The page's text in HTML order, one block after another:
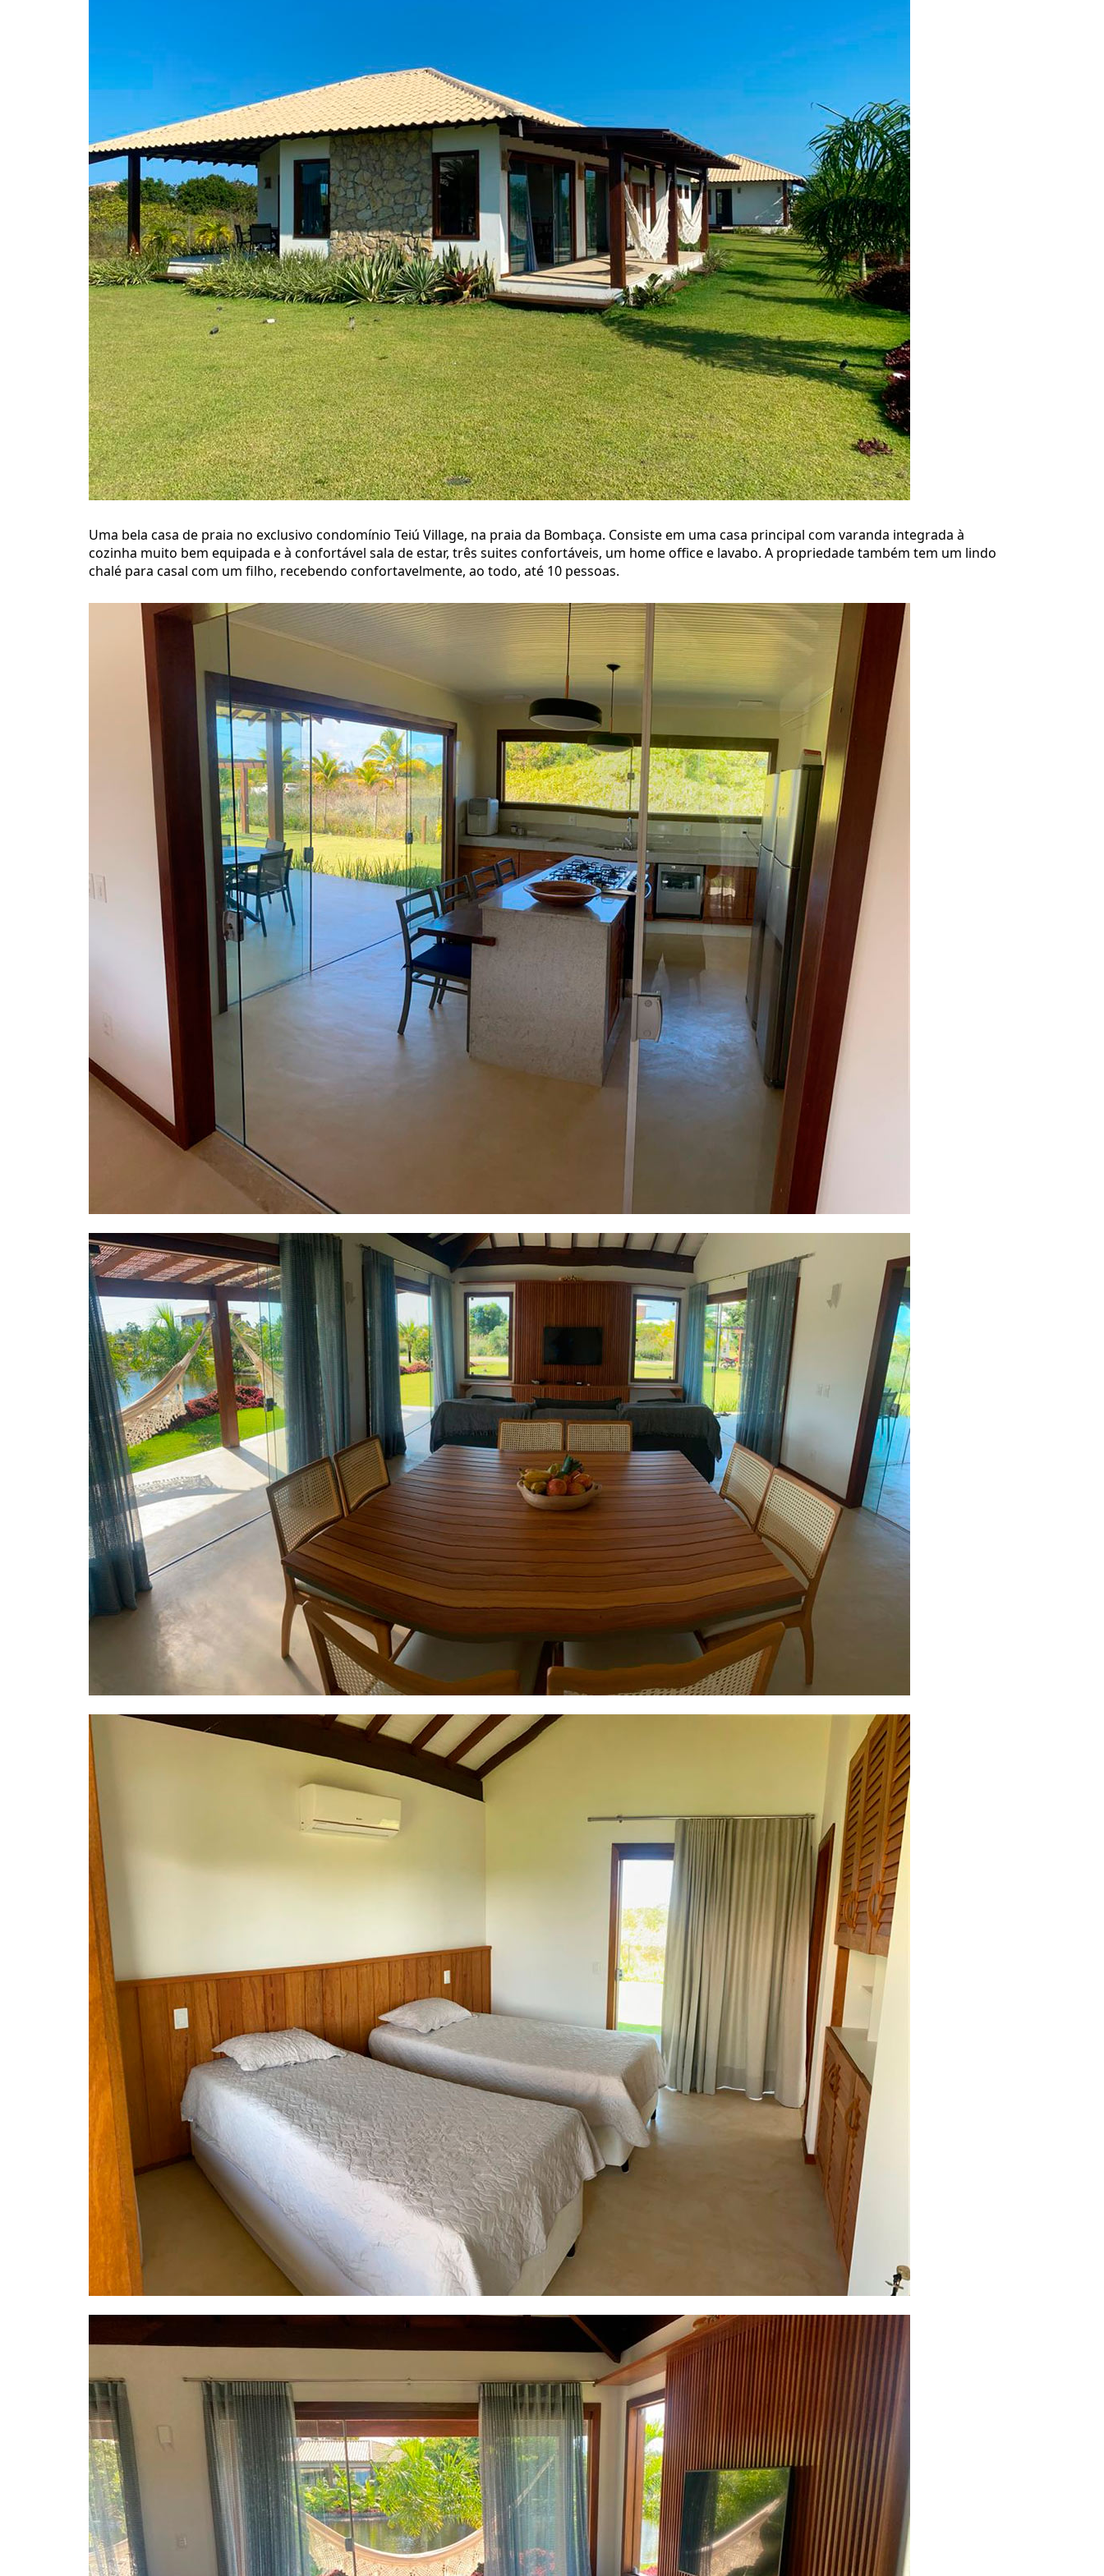
Uma bela casa de praia no exclusivo condomínio Teiú Village, na praia da Bombaça. Consiste em uma casa principal com varanda integrada à
cozinha muito bem equipada e à confortável sala de estar, três suites confortáveis, um home office e lavabo. A propriedade também tem um lindo
chalé para casal com um filho, recebendo confortavelmente, ao todo, até 10 pessoas.